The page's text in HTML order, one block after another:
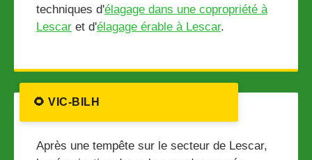
techniques d'élagage dans une copropriété à
Lescar et d'élagage érable à Lescar.
🌻 VIC-BILH
Après une tempête sur le secteur de Lescar,